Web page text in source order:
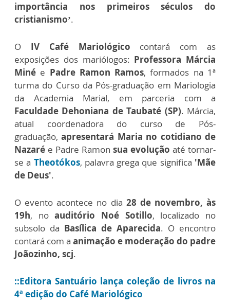
importância nos primeiros séculos do
cristianismo’.
O IV Café Mariológico contará com as
exposições dos mariólogos: Professora Márcia
Miné e Padre Ramon Ramos, formados na 1ª
turma do Curso da Pós-graduação em Mariologia
da Academia Marial, em parceria com a
Faculdade Dehoniana de Taubaté (SP). Márcia,
atual coordenadora do curso de Pós-
graduação, apresentará Maria no cotidiano de
Nazaré e Padre Ramon sua evolução até tornar-
se a Theotókos, palavra grega que significa 'Mãe
de Deus'.
O evento acontece no dia 28 de novembro, às
19h, noauditório Noé Sotillo, localizado no
subsolo da Basílica de Aparecida. O encontro
contará com a animação e moderação do padre
Joãozinho, scj.
::Editora Santuário lança coleção de livros na
4ª edição do Café Mariológico